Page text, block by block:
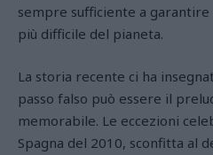
sempre sufficiente a
più difficile del pianeta.
La storia recente ci ha
passo falso può essere il
memorabile. Le eccezioni
Spagna del 2010, sconfitta al